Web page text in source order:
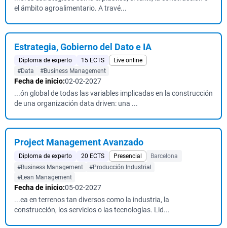
el ámbito agroalimentario. A travé...
Estrategia, Gobierno del Dato e IA
Diploma de experto 15 ECTS
Live online
#Data
#Business Management
Fecha de inicio:02-02-2027
...ón global de todas las variables implicadas en la construcción
de una organización data driven: una ...
Project Management Avanzado
Diploma de experto 20 ECTS Presencial
Barcelona
#Business Management
#Producción Industrial
#Lean Management
Fecha de inicio:05-02-2027
...ea en terrenos tan diversos como la industria, la
construcción, los servicios o las tecnologías. Lid...